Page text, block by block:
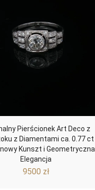
Pierścionek Art Deco z
z Diamentami ca. 0.77 ct
Kunszt i Geometryczna
Elegancja
9500 zł